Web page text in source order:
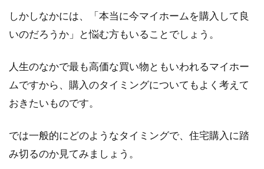
ムーズにするための準備
新築でマイホームを購入し、引っ越しの日が近
常に労力...
からないときの対処法
しかしなかには、「本当に今マイホームを購入して良
いのだろうか」と悩む方もいることでしょう。
人生のなかで最も高価な買い物ともいわれるマイホー
ムですから、購入のタイミングについてもよく考えて
おきたいものです。
では一般的にどのようなタイミングで、住宅購入に踏
み切るのか見てみましょう。